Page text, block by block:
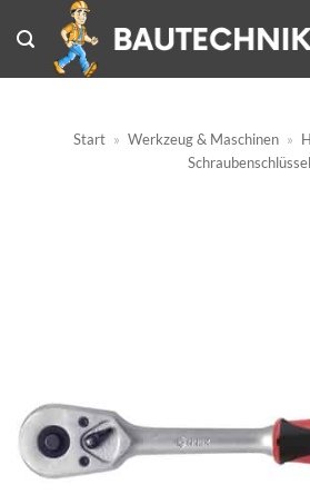
Inhalt
springen
Start » Werkzeug & Maschinen »
Schraubenschlüssel